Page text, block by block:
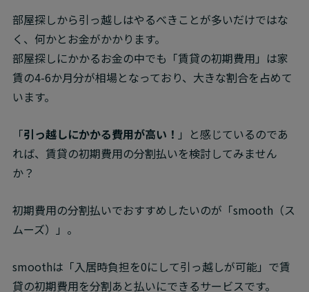
部屋探しから引っ越しはやるべきことが多いだけではな
く、何かとお金がかかります。
部屋探しにかかるお金の中でも「賃貸の初期費用」は家
賃の4-6か月分が相場となっており、大きな割合を占めて
います。
「引っ越しにかかる費用が高い！ 」と感じているのであ
れば、賃貸の初期費用の分割払いを検討してみません
か？
初期費用の分割払いでおすすめしたいのが「smooth（ス
ムーズ）」。
smoothは「入居時負担を0にして引っ越しが可能」で賃
貸の初期費用を分割あと払いにできるサービスです。
無料友だち追加